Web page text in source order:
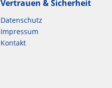
Vertrauen & Sicherheit
Datenschutz
Impressum
Kontakt